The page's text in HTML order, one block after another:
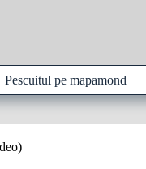
Pescuitul pe mapamond